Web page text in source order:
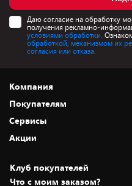
Даю согласие на обработку
получения рекламно-
условиями обработки.
обработкой, механизмом их
согласия или отказа.
Компания
О нас
Адреса магазинов
Новости
Статьи и обзоры
Вакансии
Покупателям
Как сделать заказ
Оплата и доставка
Безналичный расчёт
Обмен и возврат товара
Сервисы
Установка техники
Для игровых консолей
Акции
Скидки и промокоды
Белорусские товары
Клуб покупателей
Что с моим заказом?